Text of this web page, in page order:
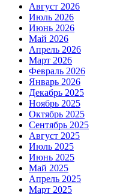
Август 2026
Июль 2026
Июнь 2026
Май 2026
Апрель 2026
Март 2026
Февраль 2026
Январь 2026
Декабрь 2025
Ноябрь 2025
Октябрь 2025
Сентябрь 2025
Август 2025
Июль 2025
Июнь 2025
Май 2025
Апрель 2025
Март 2025